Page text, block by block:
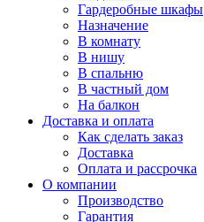
Гардеробные шкафы
Назначение
В комнату
В нишу
В спальню
В частный дом
На балкон
Доставка и оплата
Как сделать заказ
Доставка
Оплата и рассрочка
О компании
Производство
Гарантия